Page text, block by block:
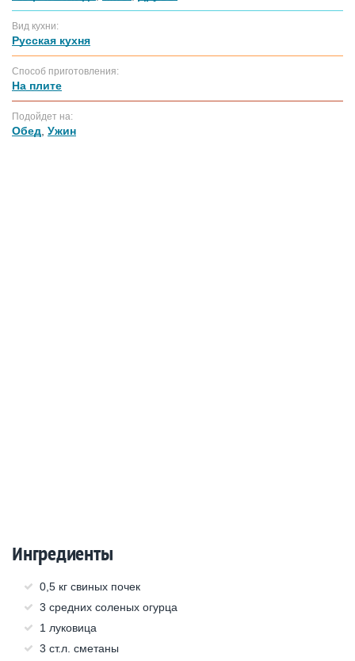
Вид кухни:
Русская кухня
Способ приготовления:
На плите
Подойдет на:
Обед Ужин
Ингредиенты
0,5 кг свиных почек
3 средних соленых огурца
1 луковица
3 ст.л. сметаны